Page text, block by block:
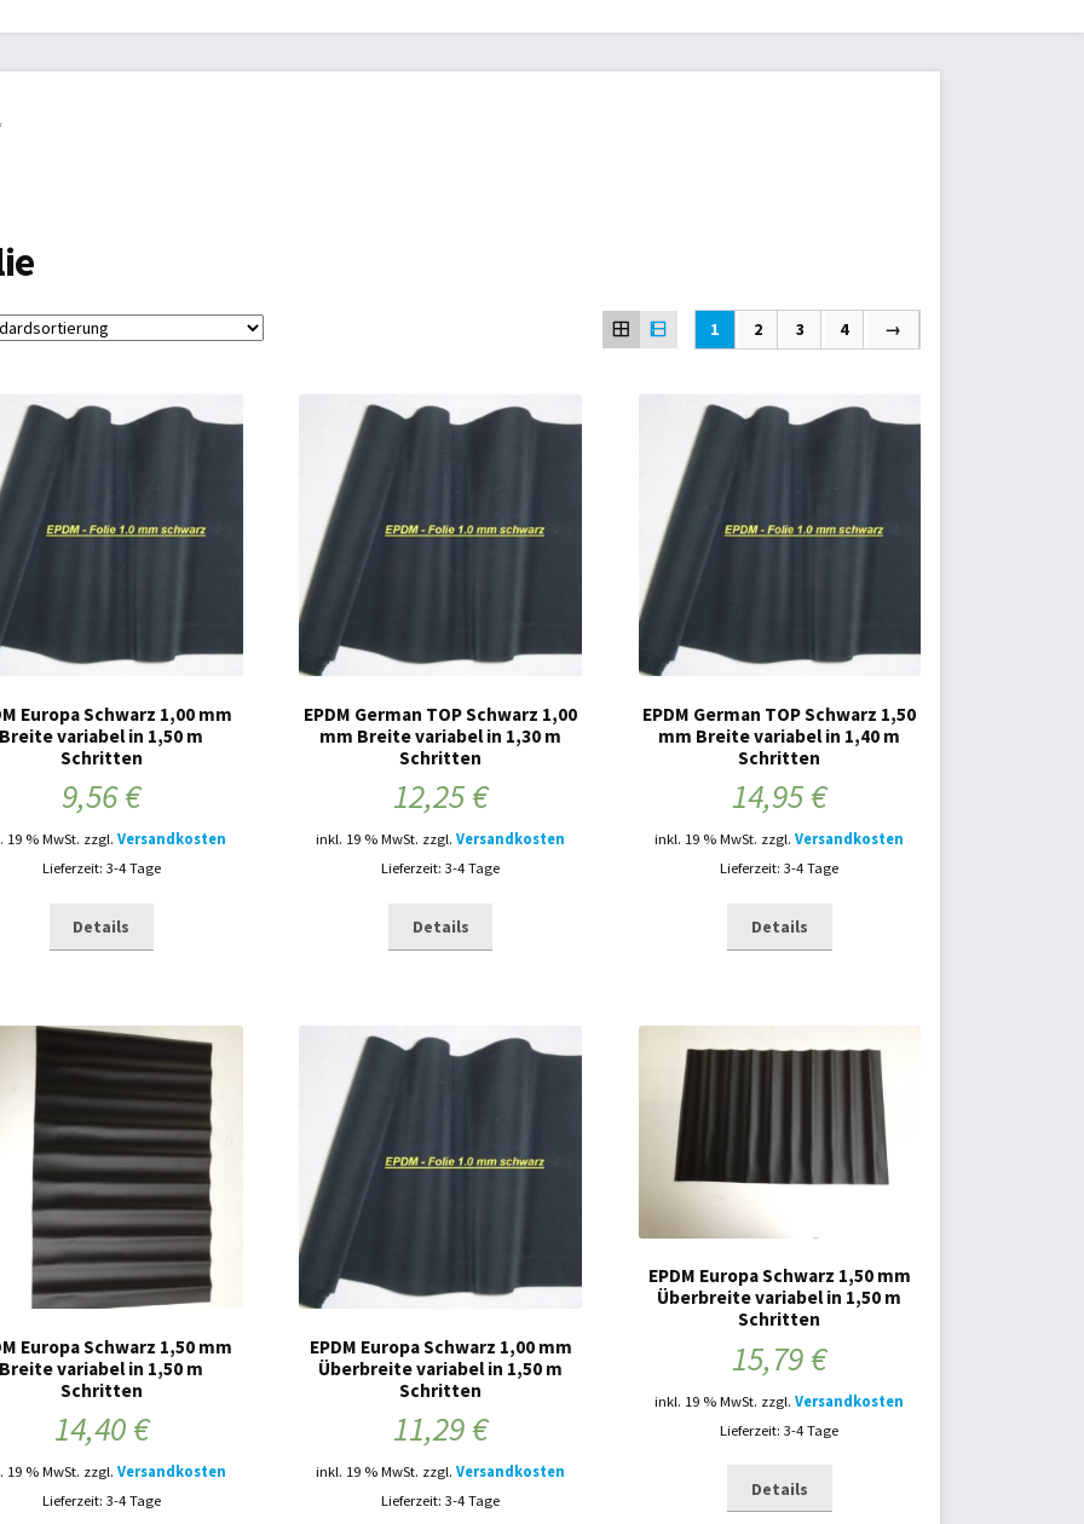
aller Art
1 2 3 4 →
Europa Schwarz 1,00 mm
Breite variabel in 1,50 m
Schritten
9,56€
19 % MwSt. zzgl. Versandkosten
Lieferzeit: 3-4 Tage
Details
EPDM German TOP Schwarz 1,00
mm Breite variabel in 1,30 m
Schritten
12,25€
inkl. 19 % MwSt. zzgl.Versandkosten
Lieferzeit: 3-4 Tage
Details
EPDM German TOP Schwarz 1,50
mm Breite variabel in 1,40 m
Schritten
14,95€
inkl. 19 % MwSt. zzgl.Versandkosten
Lieferzeit: 3-4 Tage
Details
Europa Schwarz 1,50 mm
Breite variabel in 1,50 m
Schritten
14,40€
19 % MwSt. zzgl. Versandkosten
Lieferzeit: 3-4 Tage
EPDM Europa Schwarz 1,00 mm
Überbreite variabel in 1,50 m
Schritten
11,29€
inkl. 19 % MwSt. zzgl.Versandkosten
Lieferzeit: 3-4 Tage
EPDM Europa Schwarz 1,50 mm
Überbreite variabel in 1,50 m
Schritten
15,79€
inkl. 19 % MwSt. zzgl.Versandkosten
Lieferzeit: 3-4 Tage
Details